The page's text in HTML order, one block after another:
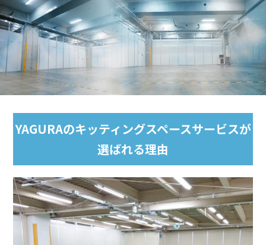
YAGURAのキッティングスペースサービスが
選ばれる理由